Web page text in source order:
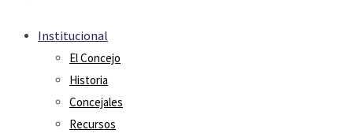
Institucional
El Concejo
Historia
Concejales
Recursos